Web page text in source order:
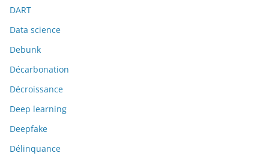
DART
Data science
Debunk
Décarbonation
Décroissance
Deep learning
Deepfake
Délinquance